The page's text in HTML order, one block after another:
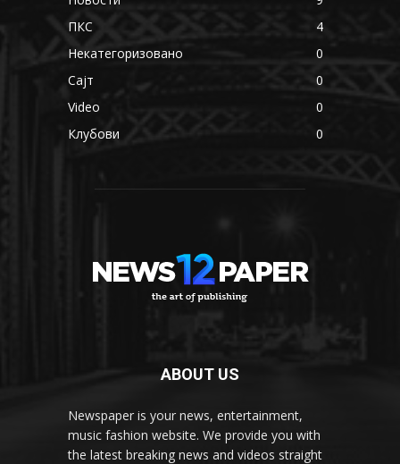
ПКС
4
Некатегоризовано
0
Сајт
0
Video
0
Клубови
0
ABOUT US
Newspaper is your news, entertainment,
music fashion website. We provide you with
the latest breaking news and videos straight